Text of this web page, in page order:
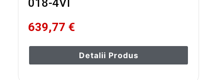
018-4VI
639,77 €
Detalii Produs